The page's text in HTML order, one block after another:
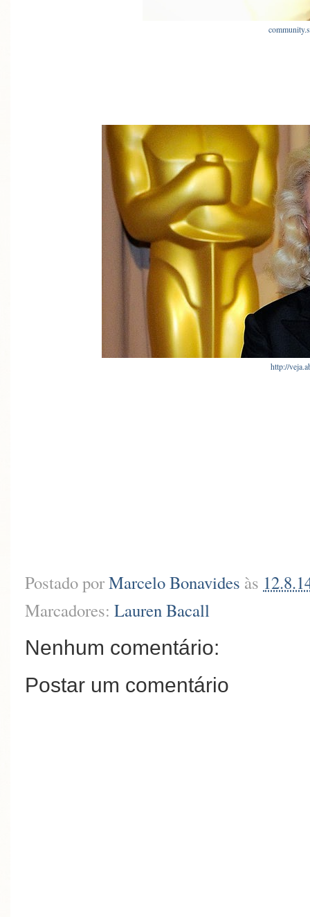
http://
Postado porMarcelo Bonavides às
Marcadores: Lauren Bacall
Nenhum comentário:
Postar um comentário